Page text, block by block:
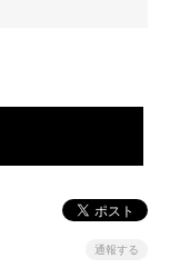
通報する